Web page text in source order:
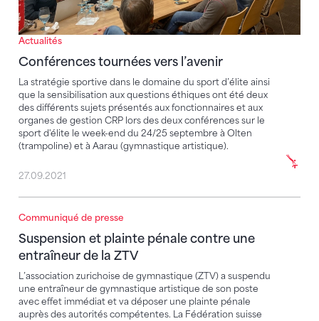
Actualités
Conférences tournées vers l’avenir
La stratégie sportive dans le domaine du sport d’élite ainsi
que la sensibilisation aux questions éthiques ont été deux
des différents sujets présentés aux fonctionnaires et aux
organes de gestion CRP lors des deux conférences sur le
sport d'élite le week-end du 24/25 septembre à Olten
(trampoline) et à Aarau (gymnastique artistique).
27.09.2021
Communiqué de presse
Suspension et plainte pénale contre une
entraîneur de la ZTV
L’association zurichoise de gymnastique (ZTV) a suspendu
une entraîneur de gymnastique artistique de son poste
avec effet immédiat et va déposer une plainte pénale
auprès des autorités compétentes. La Fédération suisse
Suspension et plainte pénale contre une entraîneur